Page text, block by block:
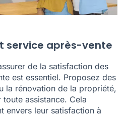
service après-vente
de la satisfaction des
est essentiel. Proposez des
la rénovation de la propriété,
assistance. Cela
envers leur satisfaction à